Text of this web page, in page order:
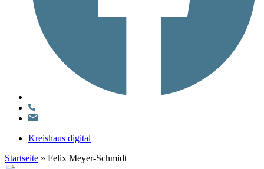
Kreishaus digital
Startseite » Felix Meyer-Schmidt